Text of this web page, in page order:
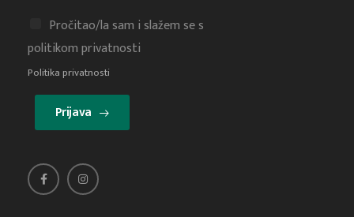
Pročitao/la sam i slažem se s
politikom privatnosti
Politika privatnosti
Prijava